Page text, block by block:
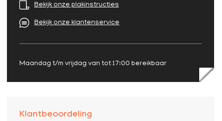
Bekijk onze plakinstructies
Bekijk onze klantenservice
Maandag t/m vrijdag van tot 17:00 bereikbaar
Klantbeoordeling